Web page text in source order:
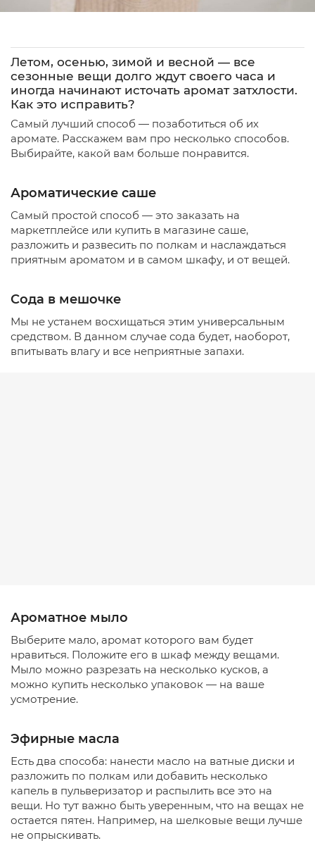
Летом, осенью, зимой и весной — все
сезонные вещи долго ждут своего часа и
иногда начинают источать аромат затхлости.
Как это исправить?
Самый лучший способ — позаботиться об их
аромате. Расскажем вам про несколько способов.
Выбирайте, какой вам больше понравится.
Ароматические саше
Самый простой способ — это заказать на
маркетплейсе или купить в магазине саше,
разложить и развесить по полкам и наслаждаться
приятным ароматом и в самом шкафу, и от вещей.
Сода в мешочке
Мы не устанем восхищаться этим универсальным
средством. В данном случае сода будет, наоборот,
впитывать влагу и все неприятные запахи.
Ароматное мыло
Выберите мало, аромат которого вам будет
нравиться. Положите его в шкаф между вещами.
Мыло можно разрезать на несколько кусков, а
можно купить несколько упаковок — на ваше
усмотрение.
Эфирные масла
Есть два способа: нанести масло на ватные диски и
разложить по полкам или добавить несколько
капель в пульверизатор и распылить все это на
вещи. Но тут важно быть уверенным, что на вещах не
остается пятен. Например, на шелковые вещи лучше
не опрыскивать.